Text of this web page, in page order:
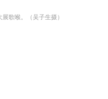
歌喉。（吴子生摄）